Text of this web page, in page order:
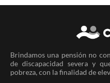
Brindamos una pensión no
de discapacidad severa y
pobreza, con la finalidad de